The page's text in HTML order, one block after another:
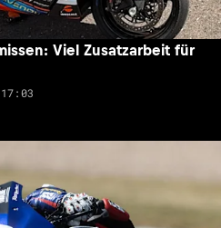
Viel Zusatzarbeit für